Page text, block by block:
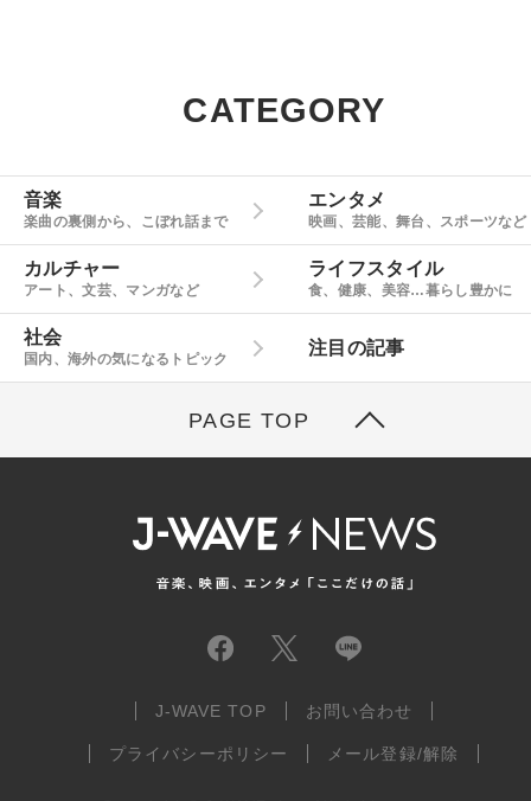
CATEGORY
音楽
楽曲の裏側から、こぼれ話まで
エンタメ
映画、芸能、舞台、スポーツなど
カルチャー
アート、文芸、マンガなど
ライフスタイル
食、健康、美容…暮らし豊かに
社会
国内、海外の気になるトピック
注目の記事
PAGE TOP
J-WAVE TOP お問い合わせ
プライバシーポリシー メール登録/解除